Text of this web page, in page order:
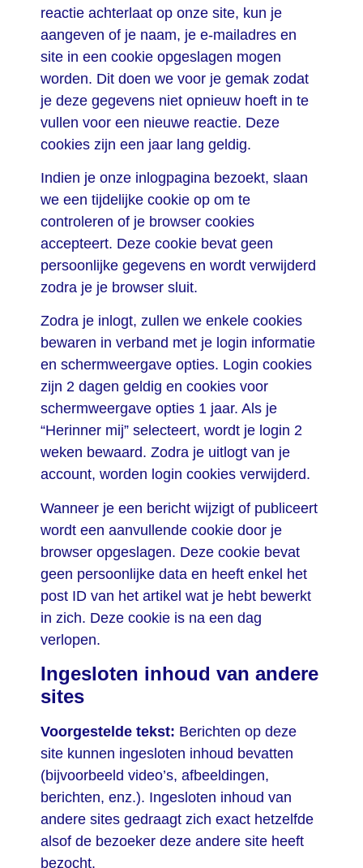
reactie achterlaat op onze site, kun je
aangeven of je naam, je e-mailadres en
site in een cookie opgeslagen mogen
worden. Dit doen we voor je gemak zodat
je deze gegevens niet opnieuw hoeft in te
vullen voor een nieuwe reactie. Deze
cookies zijn een jaar lang geldig.
Indien je onze inlogpagina bezoekt, slaan
we een tijdelijke cookie op om te
controleren of je browser cookies
accepteert. Deze cookie bevat geen
persoonlijke gegevens en wordt verwijderd
zodra je je browser sluit.
Zodra je inlogt, zullen we enkele cookies
bewaren in verband met je login informatie
en schermweergave opties. Login cookies
zijn 2 dagen geldig en cookies voor
schermweergave opties 1 jaar. Als je
“Herinner mij” selecteert, wordt je login 2
weken bewaard. Zodra je uitlogt van je
account, worden login cookies verwijderd.
Wanneer je een bericht wijzigt of publiceert
wordt een aanvullende cookie door je
browser opgeslagen. Deze cookie bevat
geen persoonlijke data en heeft enkel het
post ID van het artikel wat je hebt bewerkt
in zich. Deze cookie is na een dag
verlopen.
Ingesloten inhoud van andere
sites
Voorgestelde tekst: Berichten op deze
site kunnen ingesloten inhoud bevatten
(bijvoorbeeld video’s, afbeeldingen,
berichten, enz.). Ingesloten inhoud van
andere sites gedraagt zich exact hetzelfde
alsof de bezoeker deze andere site heeft
bezocht.